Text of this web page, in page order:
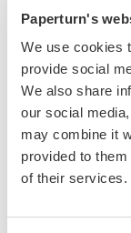
Paperturn's
We use cookies
provide social
We also share
our social
may combine it
provided to
of their services.
Bemærk
: Den
er 10 MB og
.jpg
.gif
.png
Sådan
til en